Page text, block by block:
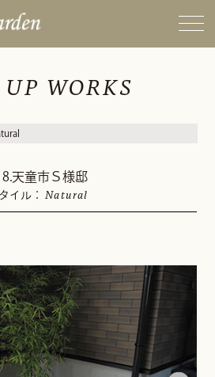
WORKS
天童市Ｓ様邸
イル： Natural